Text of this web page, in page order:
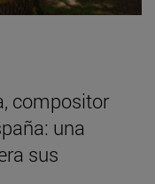
compositor
una
sus